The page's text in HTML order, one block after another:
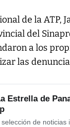
de la ATP,
del
a los
las
Estrella de
de noticias